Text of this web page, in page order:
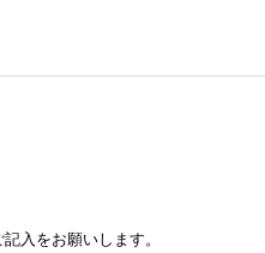
入をお願いします。